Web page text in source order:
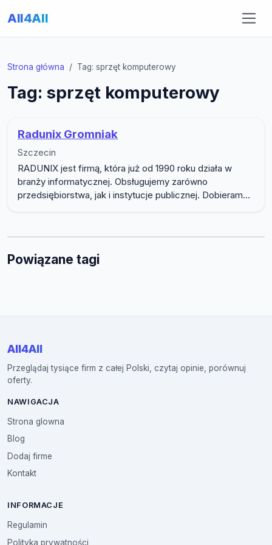
All4All
Strona główna Tag: sprzęt komputerowy
Tag: sprzęt komputerowy
Radunix Gromniak
Szczecin
RADUNIX jest firmą, która już od 1990 roku działa w
branży informatycznej. Obsługujemy zarówno
przedsiębiorstwa, jak i instytucje publicznej. Dobieram...
Powiązane tagi
All4All
Przeglądaj tysiące firm z całej Polski, czytaj opinie, porównuj
oferty.
NAWIGACJA
Strona glowna
Blog
Dodaj firme
Kontakt
INFORMACJE
Regulamin
Polityka prywatności